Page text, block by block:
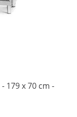
179 x 70 cm -